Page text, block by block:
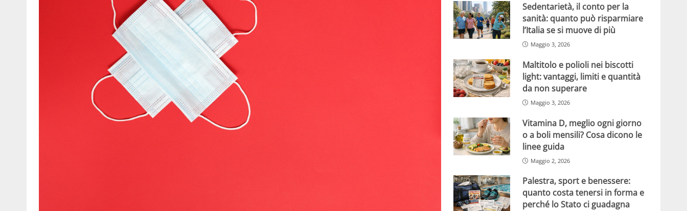
Sedentarietà, il conto per la
sanità: quanto può risparmiare
l’Italia se si muove di più
Maggio 3, 2026
Maltitolo e polioli nei biscotti
light: vantaggi, limiti e quantità
da non superare
Maggio 3, 2026
Vitamina D, meglio ogni giorno
o a boli mensili? Cosa dicono le
linee guida
Maggio 2, 2026
Palestra, sport e benessere:
quanto costa tenersi in forma e
perché lo Stato ci guadagna